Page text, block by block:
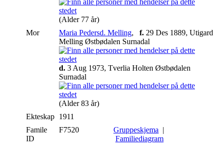
(Alder 77 år)
Mor
Maria Pedersd. Melling, f. 29 Des 1889, Utigard
Melling Østbødalen Surnadal
d. 3 Aug 1973, Tverlia Holten Østbødalen
Surnadal
(Alder 83 år)
Ekteskap 1911
Famile
ID
F7520 Gruppeskjema |
Familiediagram